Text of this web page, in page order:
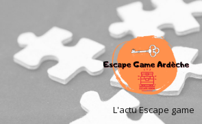
L'actu Escape game